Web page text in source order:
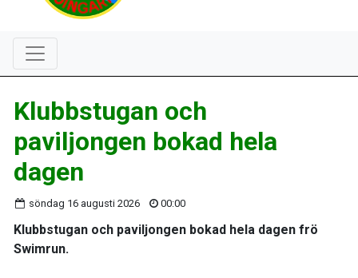
Klubbstugan och
paviljongen bokad hela
dagen
söndag 16 augusti 2026 00:00
Klubbstugan och paviljongen bokad hela dagen frö
Swimrun.